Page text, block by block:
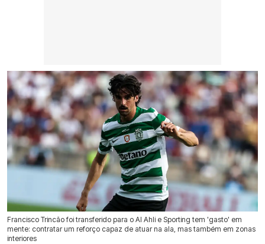
Francisco Trincão foi transferido para o Al Ahli e Sporting tem 'gasto' em
mente: contratar um reforço capaz de atuar na ala, mas também em zonas
interiores